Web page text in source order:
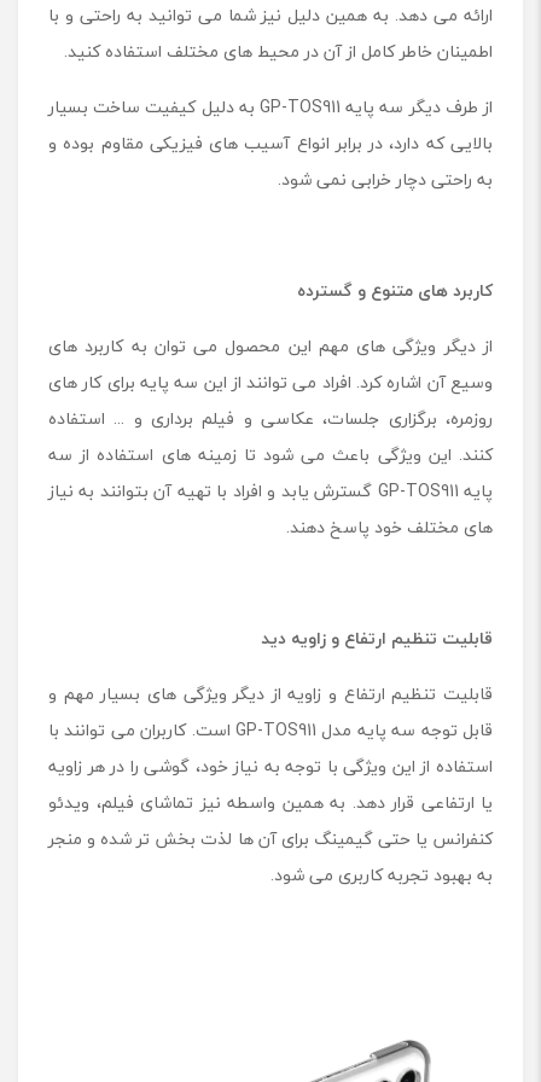
ارائه می دهد. به همین دلیل نیز شما می توانید به راحتی و با
اطمینان خاطر کامل از آن در محیط های مختلف استفاده کنید.
از طرف دیگر سه پایه GP-TOS911 به دلیل کیفیت ساخت بسیار
بالایی که دارد، در برابر انواع آسیب های فیزیکی مقاوم بوده و
به راحتی دچار خرابی نمی شود.
کاربرد های متنوع و گسترده
از دیگر ویژگی های مهم این محصول می توان به کاربرد های
وسیع آن اشاره کرد. افراد می توانند از این سه پایه برای کار های
روزمره، برگزاری جلسات، عکاسی و فیلم برداری و ... استفاده
کنند. این ویژگی باعث می شود تا زمینه های استفاده از سه
پایه GP-TOS911 گسترش یابد و افراد با تهیه آن بتوانند به نیاز
های مختلف خود پاسخ دهند.
قابلیت تنظیم ارتفاع و زاویه دید
قابلیت تنظیم ارتفاع و زاویه از دیگر ویژگی های بسیار مهم و
قابل توجه سه پایه مدل GP-TOS911 است. کاربران می توانند با
استفاده از این ویژگی با توجه به نیاز خود، گوشی را در هر زاویه
یا ارتفاعی قرار دهد. به همین واسطه نیز تماشای فیلم، ویدئو
کنفرانس یا حتی گیمینگ برای آن ها لذت بخش تر شده و منجر
به بهبود تجربه کاربری می شود.